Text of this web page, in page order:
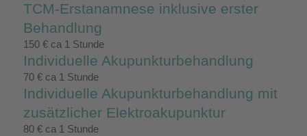
TCM-Erstanamnese inklusive erster
Behandlung
150 € ca 1 Stunde
Individuelle Akupunkturbehandlung
70 € ca 1 Stunde
Individuelle Akupunkturbehandlung mit
zusätzlicher Elektroakupunktur
80 € ca 1 Stunde